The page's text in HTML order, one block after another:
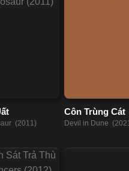
(2011)
Côn Trùng Cát
Devil in Dune